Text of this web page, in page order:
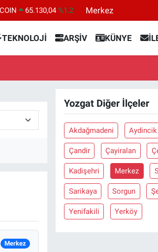
65.130,04 %1.2
6648.99 %2.59
%-19
Merkez
TEKNOLOJİ ARŞİV KÜNYE
Merkez
Yozgat Diğer İlçeler
Akdağmadeni Aydincik
Çandir Çayiralan
Kadişehri Merkez
Sarikaya Sorgun
Yenifakili Yerköy